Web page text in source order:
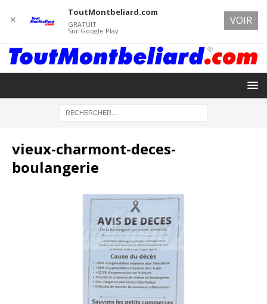
vieux-charmont-deces-
boulangerie
✕
ToutMontbeliard.com
GRATUIT
Sur Google Play
VOIR